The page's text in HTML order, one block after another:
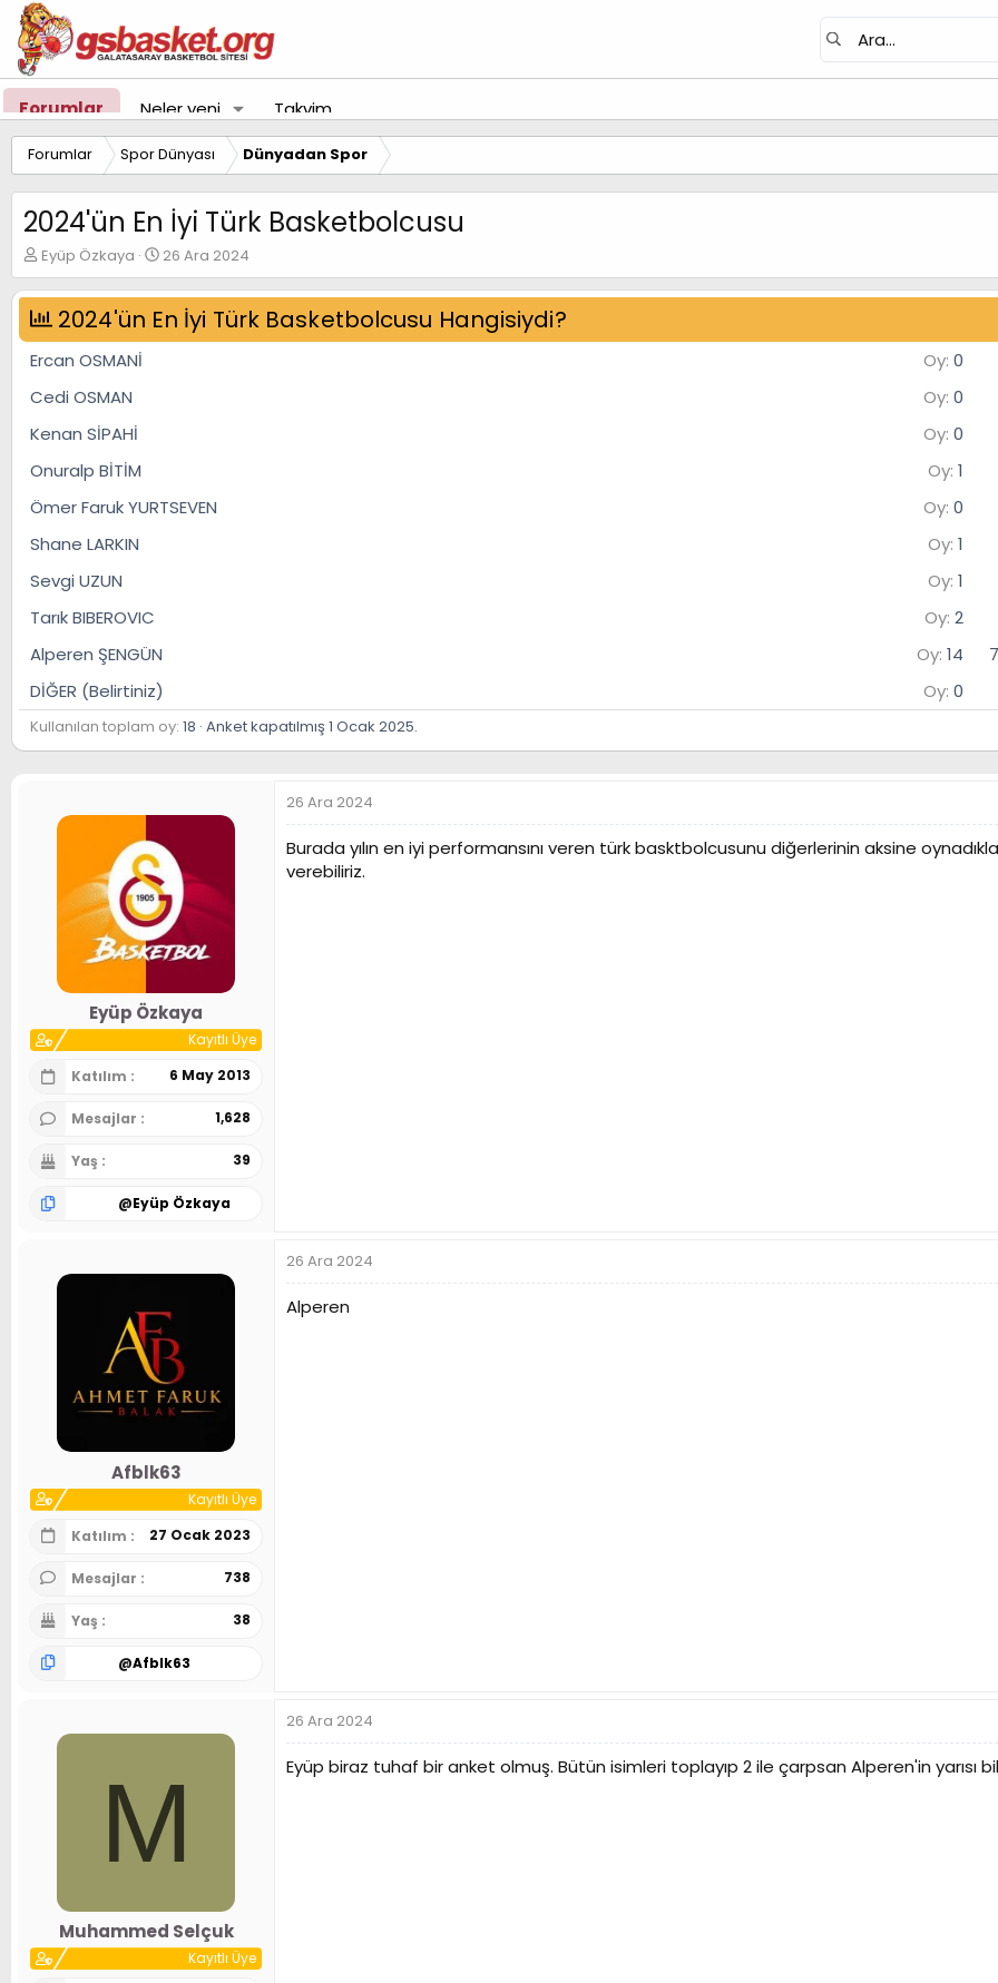
Forumlar Neler yeni Takvim
Forumlar Spor Dünyası Dünyadan Spor
2024'ün En İyi Türk Basketbolcusu
K
o
n
u
y
u
a
l
t
n
Eyüp Özkaya
B
a
ş
l
a
h
26 Ara 2024
2024'ün En İyi Türk Basketbolcusu Hangisiydi?
Ercan OSMANİ Oy: 0
Cedi OSMAN
Oy: 0
Kenan SİPAHİ
Oy: 0
Onuralp BİTİM
Oy: 1
Ömer Faruk YURTSEVEN
Oy: 0
Shane LARKIN
Oy: 1
Sevgi UZUN
Oy: 1
Tarık BIBEROVIC
Oy: 2
Alperen ŞENGÜN
Oy: 14
DİĞER (Belirtiniz)
Oy: 0
Kullanılan toplam oy 18 Anket kapatılmış 1 Ocak 2025.
Eyüp Özkaya
Kayıtlı Üye
Katılım
6 May 2013
Mesajlar 1,628
Yaş 39
@Eyüp Özkaya
26 Ara 2024
Burada yılın en iyi performansını veren türk basktbolcusunu diğerlerinin aksine
verebiliriz.
Afblk63
Kayıtlı Üye
Katılım
27 Ocak 2023
Mesajlar 738
Yaş 38
@Afblk63
26 Ara 2024
Alperen
M
Muhammed Selçuk
Kayıtlı Üye
26 Ara 2024
Eyüp biraz tuhaf bir anket olmuş. Bütün isimleri toplayıp 2 ile çarpsan Alperen'in yarısı